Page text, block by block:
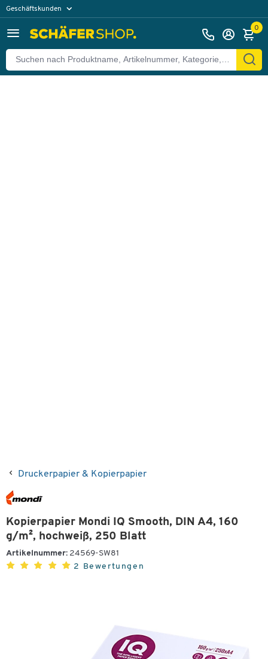
Geschäftskunden
0
Druckerpapier & Kopierpapier
Kopierpapier Mondi IQ Smooth, DIN A4, 160
g/m², hochweiß, 250 Blatt
Artikelnummer: 24569-SW81
2 Bewertungen
Zurück